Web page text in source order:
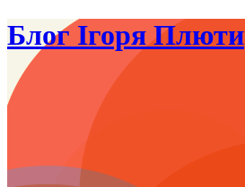
Блог Ігоря Плюти